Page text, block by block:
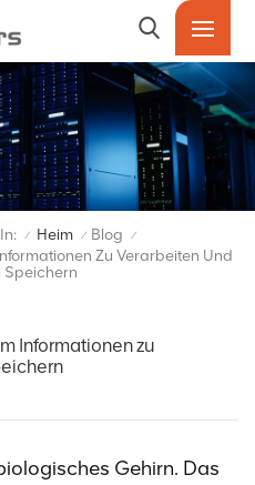
/ Heim / Blog /
Zu Verarbeiten Und
Speichern
Informationen zu
Gehirn. Das